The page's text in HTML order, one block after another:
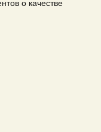
о качестве